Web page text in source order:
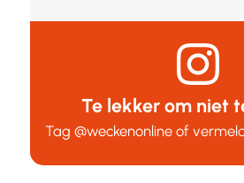
Te lekker om niet
Tag@weckenonline of